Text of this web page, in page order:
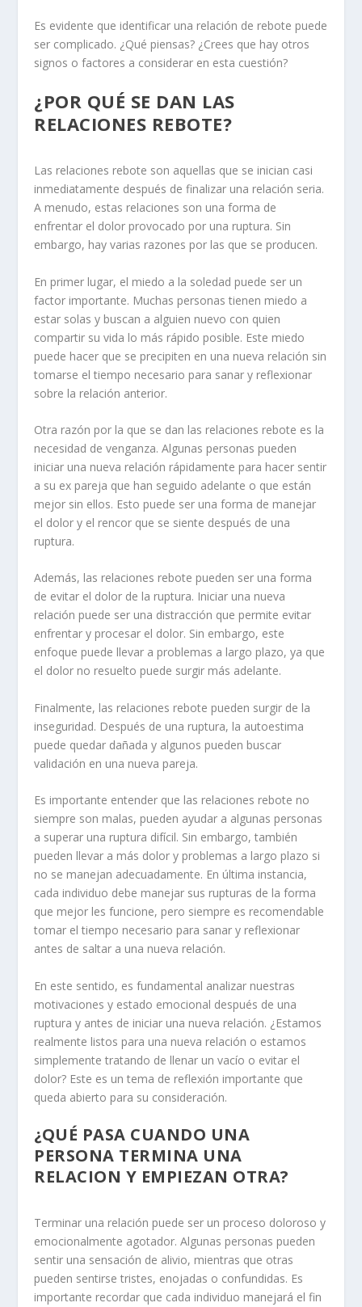
Es evidente que identificar una relación de rebote puede
ser complicado. ¿Qué piensas? ¿Crees que hay otros
signos o factores a considerar en esta cuestión?
¿POR QUÉ SE DAN LAS
RELACIONES REBOTE?
Las relaciones rebote son aquellas que se inician casi
inmediatamente después de finalizar una relación seria.
A menudo, estas relaciones son una forma de
enfrentar el dolor provocado por una ruptura. Sin
embargo, hay varias razones por las que se producen.
En primer lugar, el miedo a la soledad puede ser un
factor importante. Muchas personas tienen miedo a
estar solas y buscan a alguien nuevo con quien
compartir su vida lo más rápido posible. Este miedo
puede hacer que se precipiten en una nueva relación sin
tomarse el tiempo necesario para sanar y reflexionar
sobre la relación anterior.
Otra razón por la que se dan las relaciones rebote es la
necesidad de venganza. Algunas personas pueden
iniciar una nueva relación rápidamente para hacer sentir
a su ex pareja que han seguido adelante o que están
mejor sin ellos. Esto puede ser una forma de manejar
el dolor y el rencor que se siente después de una
ruptura.
Además, las relaciones rebote pueden ser una forma
de evitar el dolor de la ruptura. Iniciar una nueva
relación puede ser una distracción que permite evitar
enfrentar y procesar el dolor. Sin embargo, este
enfoque puede llevar a problemas a largo plazo, ya que
el dolor no resuelto puede surgir más adelante.
Finalmente, las relaciones rebote pueden surgir de la
inseguridad. Después de una ruptura, la autoestima
puede quedar dañada y algunos pueden buscar
validación en una nueva pareja.
Es importante entender que las relaciones rebote no
siempre son malas, pueden ayudar a algunas personas
a superar una ruptura difícil. Sin embargo, también
pueden llevar a más dolor y problemas a largo plazo si
no se manejan adecuadamente. En última instancia,
cada individuo debe manejar sus rupturas de la forma
que mejor les funcione, pero siempre es recomendable
tomar el tiempo necesario para sanar y reflexionar
antes de saltar a una nueva relación.
En este sentido, es fundamental analizar nuestras
motivaciones y estado emocional después de una
ruptura y antes de iniciar una nueva relación. ¿Estamos
realmente listos para una nueva relación o estamos
simplemente tratando de llenar un vacío o evitar el
dolor? Este es un tema de reflexión importante que
queda abierto para su consideración.
¿QUÉ PASA CUANDO UNA
PERSONA TERMINA UNA
RELACION Y EMPIEZAN OTRA?
Terminar una relación puede ser un proceso doloroso y
emocionalmente agotador. Algunas personas pueden
sentir una sensación de alivio, mientras que otras
pueden sentirse tristes, enojadas o confundidas. Es
importante recordar que cada individuo manejará el fin